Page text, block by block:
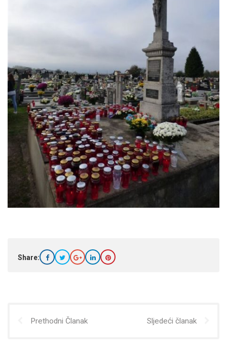
Share:
Prethodni Članak Sljedeći članak